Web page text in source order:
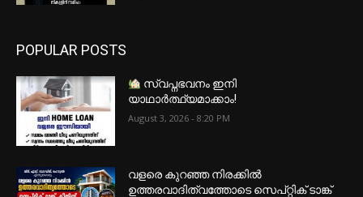
POPULAR POSTS
സ്വപ്നഭവനം ഇനി
യാഥാർത്ഥ്യമാക്കാം!
August 3, 2026 - 8:20 PM
വളരെ കുറഞ്ഞ നിരക്കിൽ
ഉത്തരവാദിത്വത്തോടെ സെപ്റ്റിക് ടാങ്ക്